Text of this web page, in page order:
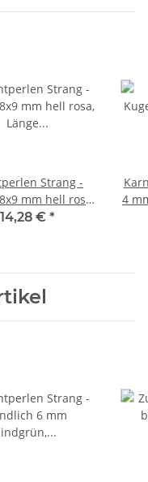
Strang -
mm hell rosa,
37 cm /7460
14,28 € *
4